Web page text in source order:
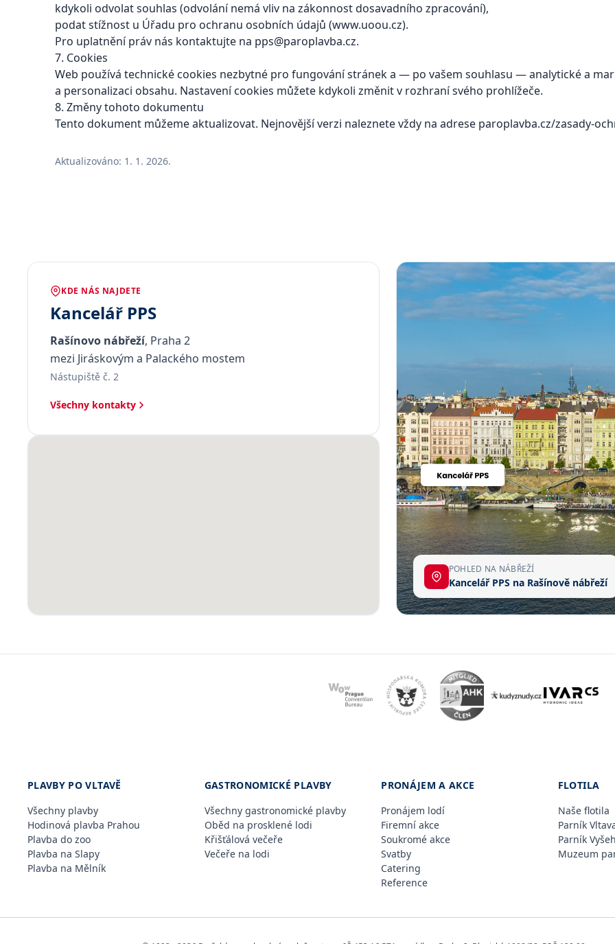
kdykoli odvolat souhlas (odvolání nemá vliv na zákonnost dosavadního zpracování),
podat stížnost u Úřadu pro ochranu osobních údajů (www.uoou.cz).
Pro uplatnění práv nás kontaktujte na pps@paroplavba.cz.
7. Cookies
Web používá technické cookies nezbytné pro fungování stránek a — po vašem souhlasu — analytické a
a personalizaci obsahu. Nastavení cookies můžete kdykoli změnit v rozhraní svého prohlížeče.
8. Změny tohoto dokumentu
Tento dokument můžeme aktualizovat. Nejnovější verzi naleznete vždy na adrese paroplavba.cz/zasady-
Aktualizováno: 1. 1. 2026.
KDE NÁS NAJDETE
Kancelář PPS
Rašínovo nábřeží, Praha 2
mezi Jiráskovým a Palackého mostem
Nástupiště č. 2
Všechny kontakty
POHLED NA NÁBŘEŽÍ
Kancelář PPS na Rašínově nábřeží
PLAVBY PO VLTAVĚ
Všechny plavby
Hodinová plavba Prahou
Plavba do zoo
Plavba na Slapy
Plavba na Mělník
GASTRONOMICKÉ PLAVBY
Všechny gastronomické plavby
Oběd na prosklené lodi
Křišťálová večeře
Večeře na lodi
PRONÁJEM A AKCE
Pronájem lodí
Firemní akce
Soukromé akce
Svatby
Catering
Reference
FLOTILA
Naše flotila
Parník
Parník
Muzeum